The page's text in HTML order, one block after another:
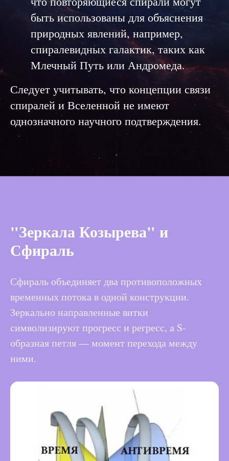
быть использованы для объяснения
природных явлений, например,
спиралевидных галактик, таких как
Млечный Путь или Андромеда.
Следует учитывать, что концепции связи
спиралей и Вселенной не имеют
однозначного научного подтверждения.
"Зеркала Козырева" и
Сфираль
Сфираль объединяет два противоположных
временных потока в одной конструкции.
Зеркально направленные витки
символизируют прогресс и регресс, а S-
образная петля — момент перехода между
ними.